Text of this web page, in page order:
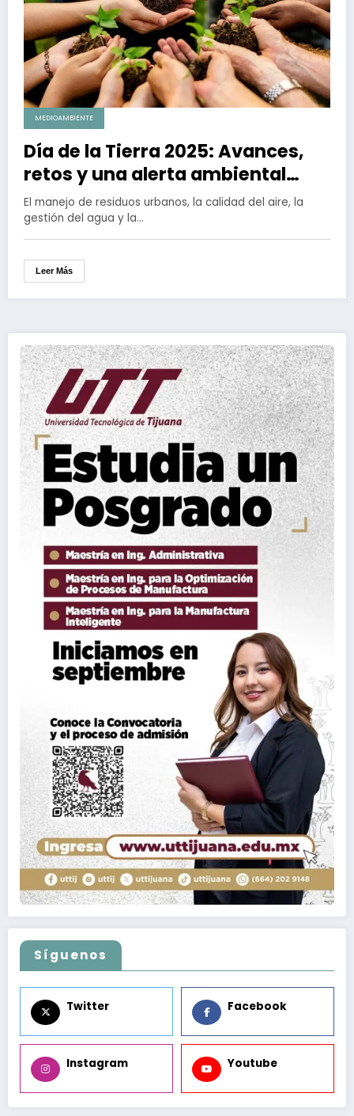
MEDIOAMBIENTE
Día de la Tierra 2025: Avances,
retos y una alerta ambiental
desde Baja California
El manejo de residuos urbanos, la calidad del aire, la
gestión del agua y la…
Leer Más
Síguenos
Twitter Facebook
Instagram Youtube